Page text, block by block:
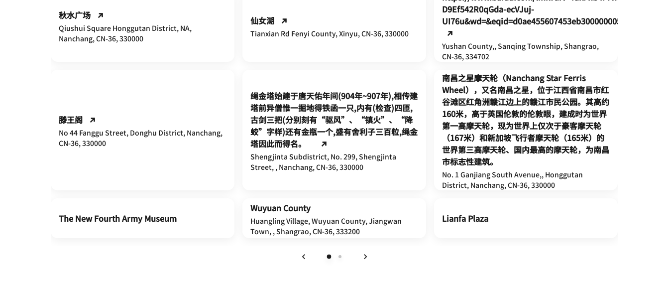
秋水广场
Qiushui Square Honggutan District, NA,
Nanchang, CN-36, 330000
仙女湖
Tianxian Rd Fenyi County, Xinyu, CN-36, 330000
D9Ef542R0qGda-ecVJuj-
UI76u&wd=&eqid=d0ae455607453eb30000000569d4ac24
Yushan County,, Sanqing Township, Shangrao,
CN-36, 334702
滕王阁
No 44 Fanggu Street, Donghu District, Nanchang,
CN-36, 330000
绳金塔始建于唐天佑年间(904年~907年),相传建
塔前异僧惟一掘地得铁函一只,内有(检查)四匝,
古剑三把(分别刻有“驱风”、“镇火”、“降
蛟”字样)还有金瓶一个,盛有舍利子三百粒,绳金
塔因此而得名。
Shengjinta Subdistrict, No. 299, Shengjinta
Street, , Nanchang, CN-36, 330000
南昌之星摩天轮（Nanchang Star Ferris
Wheel），又名南昌之星，位于江西省南昌市红
谷滩区红角洲赣江边上的赣江市民公园。其高约
160米，高于英国伦敦的伦敦眼，建成时为世界
第一高摩天轮，现为世界上仅次于豪客摩天轮
（167米）和新加坡飞行者摩天轮（165米）的
世界第三高摩天轮、国内最高的摩天轮，为南昌
市标志性建筑。
No. 1 Ganjiang South Avenue,, Honggutan
District, Nanchang, CN-36, 330000
The New Fourth Army Museum
Wuyuan County
Huangling Village, Wuyuan County, Jiangwan
Town, , Shangrao, CN-36, 333200
Lianfa Plaza